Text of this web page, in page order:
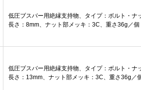
低圧ブスバー用絶縁支持物、タイプ：ボルト・
長さ：8mm、ナット部メッキ：3C、重さ36g／個
低圧ブスバー用絶縁支持物、タイプ：ボルト・
長さ：13mm、ナット部メッキ：3C、重さ36g／